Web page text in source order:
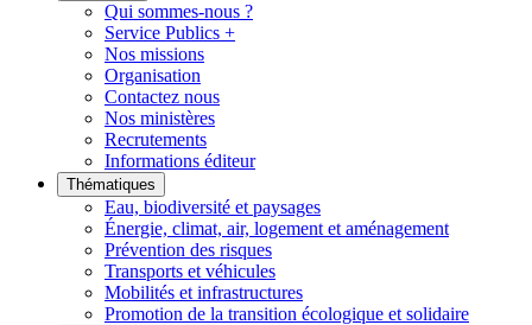
Qui sommes-nous ?
Service Publics +
Nos missions
Organisation
Contactez nous
Nos ministères
Recrutements
Informations éditeur
Thématiques
Eau, biodiversité et paysages
Énergie, climat, air, logement et aménagement
Prévention des risques
Transports et véhicules
Mobilités et infrastructures
Promotion de la transition écologique et solidaire